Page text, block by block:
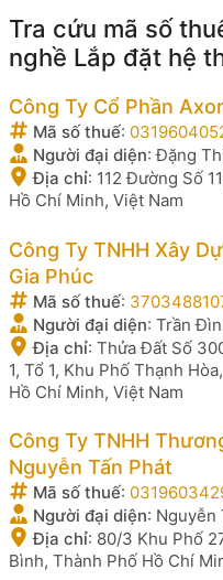
Tra cứu mã số
nghề Lắp đặt hệ
Công Ty Cổ Phần
Mã số thuế:
Người đại diện:Đặng
Địa chỉ: 112 Đường Số
Hồ Chí Minh, Việt Nam
Công Ty TNHH Xây
Gia Phúc
Mã số thuế:
Người đại diện: Trần
Địa chỉ: Thửa Đất Số
1, Tổ 1, Khu Phố Thạnh
Hồ Chí Minh, Việt Nam
Công Ty TNHH
Nguyễn Tấn Phát
Mã số thuế:
Người đại diện: Nguyễn
Địa chỉ: 80/3 Khu Phố
Bình, Thành Phố Hồ Chí